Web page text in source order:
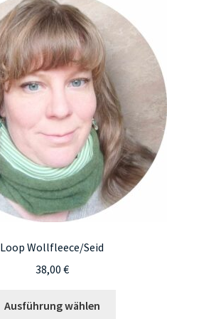
Loop Wollfleece/Seid
38,00 €
Ausführung wählen